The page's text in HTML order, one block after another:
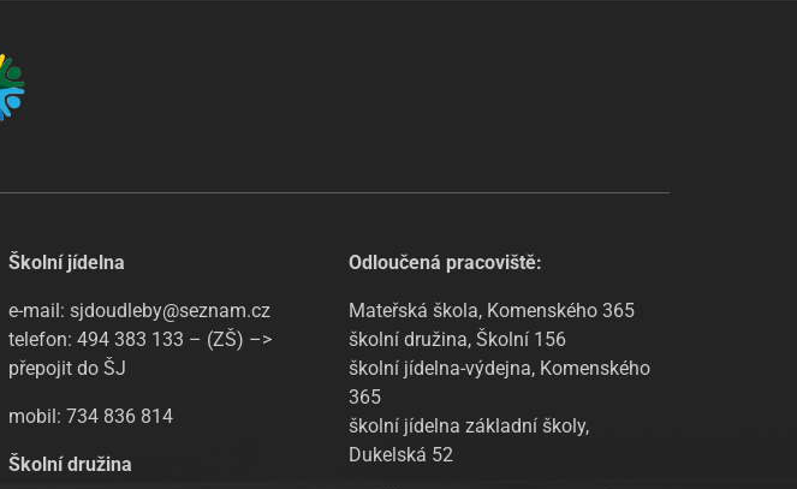
Školní jídelna
e-mail: sjdoudleby@seznam.cz
telefon: 494 383 133 – (ZŠ) –>
přepojit do ŠJ
mobil: 734 836 814
Školní družina
Odloučená pracoviště:
Mateřská škola, Komenského 365
školní družina, Školní 156
školní jídelna-výdejna, Komenského
365
školní jídelna základní školy,
Dukelská 52